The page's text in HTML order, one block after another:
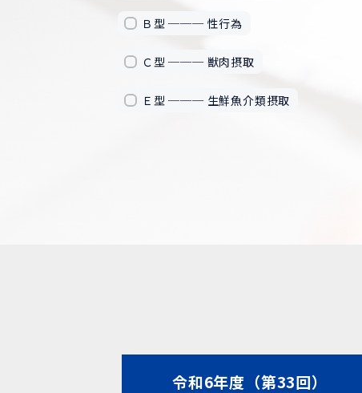
Ｂ型 ─── 性行為
Ｃ型 ─── 獣肉摂取
Ｅ型 ─── 生鮮魚介類摂取
令和6年度（第33回）